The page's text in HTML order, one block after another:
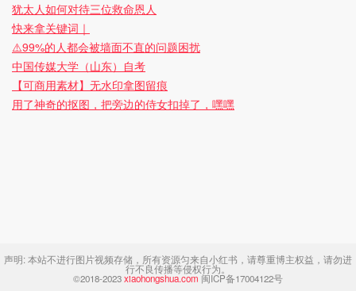
犹太人如何对待三位救命恩人
快来拿关键词｜
⚠️99%的人都会被墙面不直的问题困扰
中国传媒大学（山东）自考
【可商用素材】无水印拿图留痕
用了神奇的抠图，把旁边的侍女扣掉了，嘿嘿
声明:本站不进行图片视频存储，所有资源匀来自小红书，请尊重博主权益，请勿进
行不良传播等侵权行为。
©2018-2023xiaohongshua.com 闽ICP备17004122号